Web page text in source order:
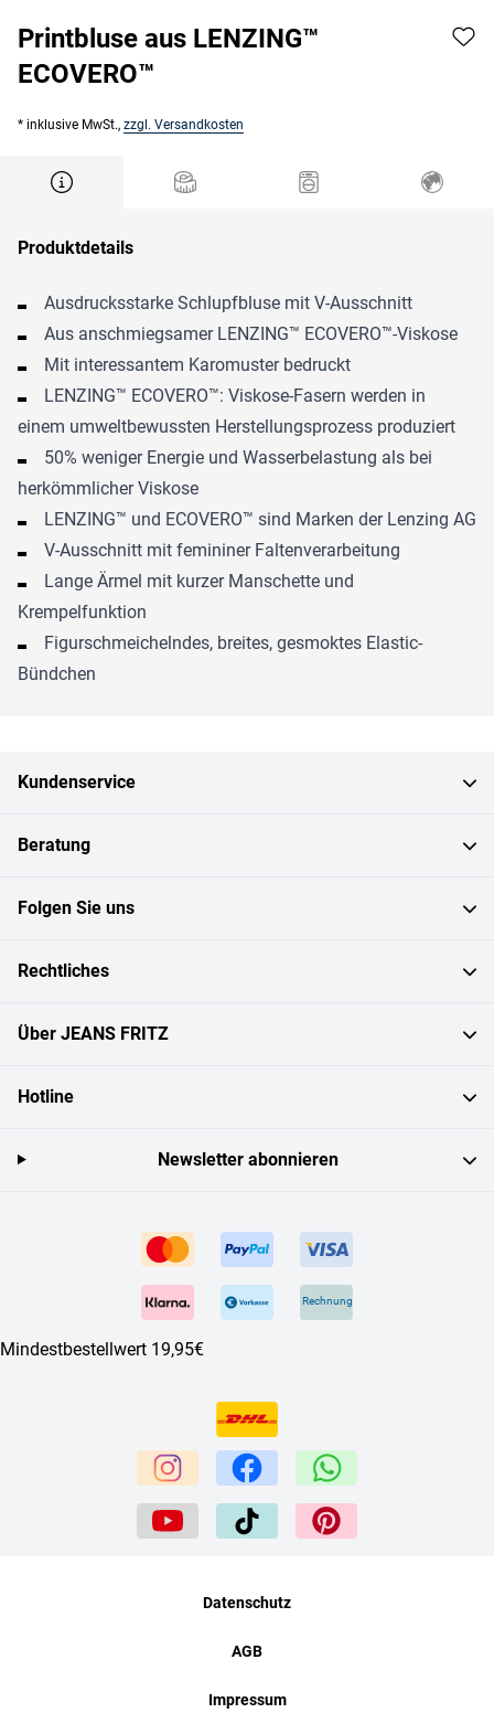
Printbluse aus LENZING™
ECOVERO™
* inklusive MwSt., zzgl. Versandkosten
Produktdetails
Ausdrucksstarke Schlupfbluse mit V-Ausschnitt
Aus anschmiegsamer LENZING™ ECOVERO™-Viskose
Mit interessantem Karomuster bedruckt
LENZING™ ECOVERO™: Viskose-Fasern werden in
einem umweltbewussten Herstellungsprozess produziert
50% weniger Energie und Wasserbelastung als bei
herkömmlicher Viskose
LENZING™ und ECOVERO™ sind Marken der Lenzing AG
V-Ausschnitt mit femininer Faltenverarbeitung
Lange Ärmel mit kurzer Manschette und
Krempelfunktion
Figurschmeichelndes, breites, gesmoktes Elastic-
Bündchen
Kundenservice
Beratung
Folgen Sie uns
Rechtliches
Über JEANS FRITZ
Hotline
Rechnung
Mindestbestellwert 19,95€
Newsletter abonnieren
Datenschutz
AGB
Impressum